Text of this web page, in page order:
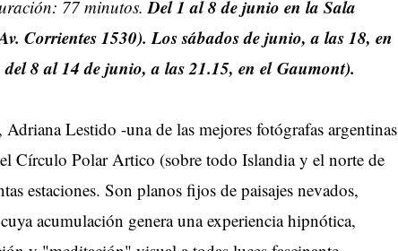
77 minutos. Del 1 al 8 de junio en la Sala
Corrientes 1530). Los sábados de junio, a las 18, en
8 al 14 de junio, a las 21.15, en el Gaumont).
Lestido -una de las mejores fotógrafas argentinas
Círculo Polar Artico (sobre todo Islandia y el norte de
estaciones. Son planos fijos de paisajes nevados,
acumulación genera una experiencia hipnótica,